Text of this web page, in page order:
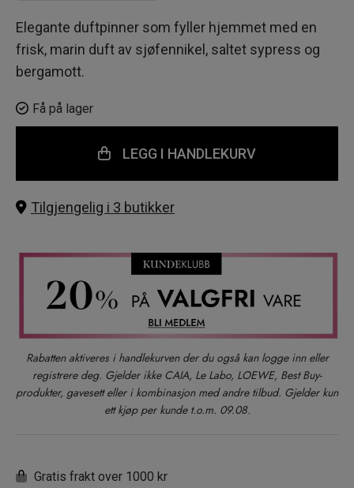
Elegante duftpinner som fyller hjemmet med en
frisk, marin duft av sjøfennikel, saltet sypress og
bergamott.
Få på lager
LEGG I HANDLEKURV
Tilgjengelig i 3 butikker
Rabatten aktiveres i handlekurven der du også kan logge inn eller
registrere deg. Gjelder ikke CAIA, Le Labo, LOEWE, Best Buy-
produkter, gavesett eller i kombinasjon med andre tilbud. Gjelder kun
ett kjøp per kunde t.o.m. 09.08.
Gratis frakt over 1000 kr